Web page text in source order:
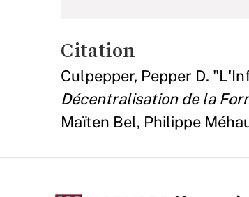
Citation
Culpepper, Pepper D.
Décentralisation de la
Maïten Bel, Philippe